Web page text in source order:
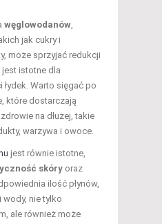
węglowodanów,
jak cukry i
może sprzyjać redukcji
istotne dla
łydek. Warto sięgać po
które dostarczają
na dłużej, takie
warzywa i owoce.
jest równie istotne,
skóry oraz
ilość płynów,
nie tylko
ale również może